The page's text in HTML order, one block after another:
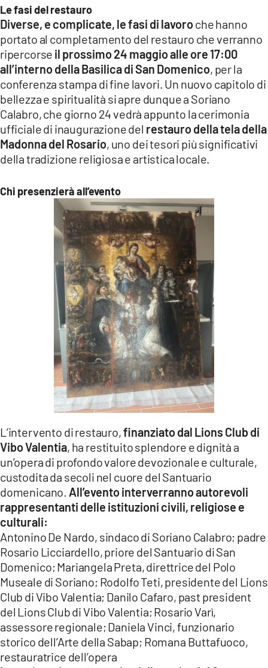
LACAPITALENEWS.IT
App
ANDROID
APPLE
Le fasi del restauro
Diverse, e complicate, le fasi di lavoroche hanno
portato al completamento del restauro che verranno
ripercorse il prossimo 24 maggio alle ore 17:00
all’interno della Basilica di San Domenico, per la
conferenza stampa di fine lavori. Un nuovo capitolo di
bellezza e spiritualità si apre dunque a Soriano
Calabro, che giorno 24 vedrà appunto la cerimonia
ufficiale di inaugurazione del restauro della tela della
Madonna del Rosario, uno dei tesori più significativi
della tradizione religiosa e artistica locale.
Chi presenzierà all’evento
L’intervento di restauro,finanziato dal Lions Club di
Vibo Valentia, ha restituito splendore e dignità a
un’opera di profondo valore devozionale e culturale,
custodita da secoli nel cuore del Santuario
domenicano. All’evento interverranno autorevoli
rappresentanti delle istituzioni civili, religiose e
culturali:
Antonino De Nardo, sindaco di Soriano Calabro; padre
Rosario Licciardello, priore del Santuario di San
Domenico; Mariangela Preta, direttrice del Polo
Museale di Soriano; Rodolfo Teti, presidente del Lions
Club di Vibo Valentia; Danilo Cafaro, past president
del Lions Club di Vibo Valentia; Rosario Varì,
assessore regionale; Daniela Vinci, funzionario
storico dell’Arte della Sabap; Romana Buttafuoco,
restauratrice dell’opera